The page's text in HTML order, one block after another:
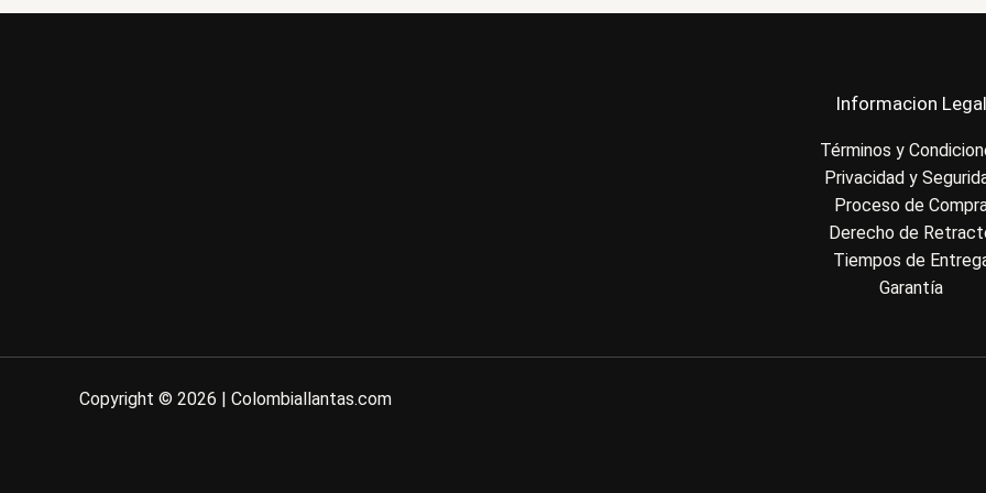
Informacion Legal
Términos y
Privacidad y
Proceso de
Derecho de
Tiempos de
Garantía
Copyright © 2026 | Colombiallantas.com